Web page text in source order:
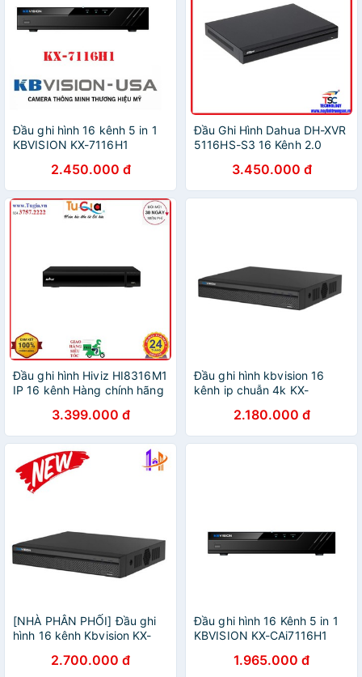
Đầu ghi hình 16 kênh 5 in 1
KBVISION KX-7116H1
2.450.000 đ
Đầu Ghi Hình Dahua DH-XVR
5116HS-S3 16 Kênh 2.0
3.450.000 đ
Đầu ghi hình Hiviz HI8316M1
IP 16 kênh Hàng chính hãng
3.399.000 đ
Đầu ghi hình kbvision 16
kênh ip chuẫn 4k KX-
2.180.000 đ
[NHÀ PHÂN PHỐI] Đầu ghi
hình 16 kênh Kbvision KX-
2.700.000 đ
Đầu ghi hình 16 Kênh 5 in 1
KBVISION KX-CAi7116H1
1.965.000 đ